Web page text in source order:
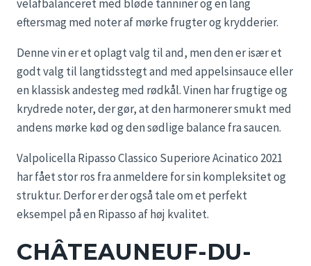
velafbalanceret med bløde tanniner og en lang
eftersmag med noter af mørke frugter og krydderier.
Denne vin er et oplagt valg til and, men den er især et
godt valg til langtidsstegt and med appelsinsauce eller
en klassisk andesteg med rødkål. Vinen har frugtige og
krydrede noter, der gør, at den harmonerer smukt med
andens mørke kød og den sødlige balance fra saucen.
Valpolicella Ripasso Classico Superiore Acinatico 2021
har fået stor ros fra anmeldere for sin kompleksitet og
struktur. Derfor er der også tale om et perfekt
eksempel på en Ripasso af høj kvalitet.
CHÂTEAUNEUF-DU-